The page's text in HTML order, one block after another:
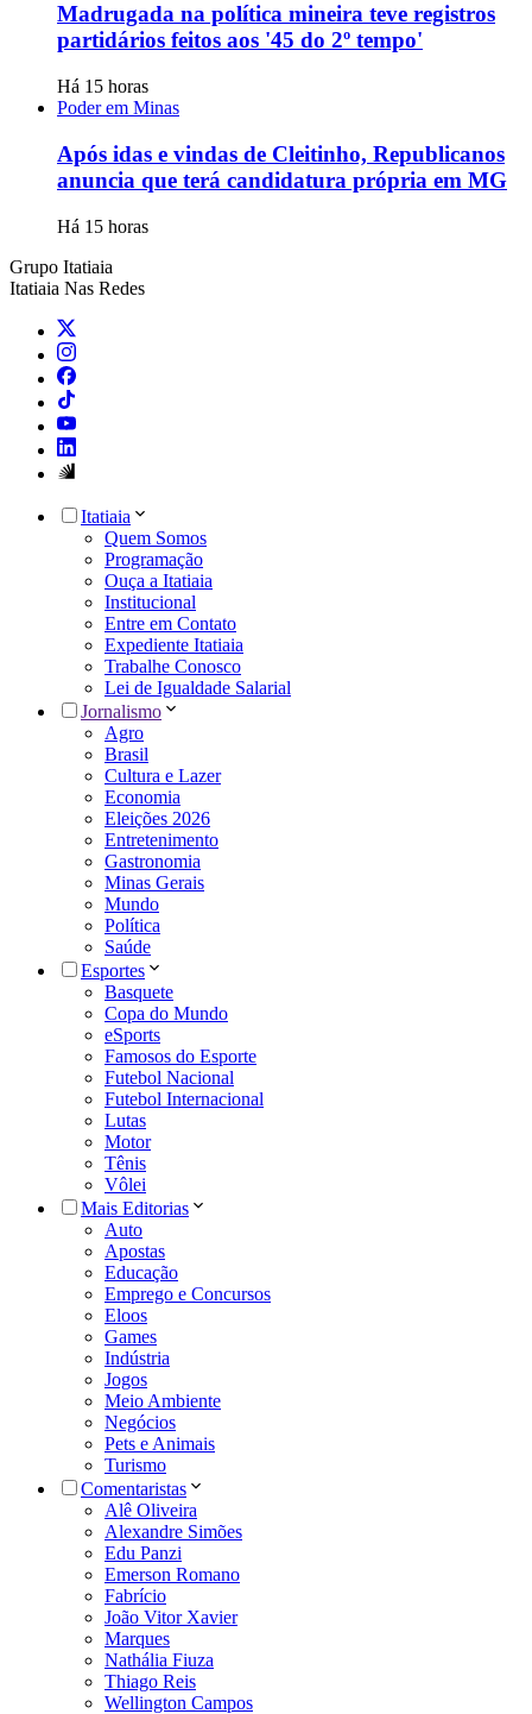
Madrugada na política mineira teve registros
partidários feitos aos '45 do 2º tempo'
Há 15 horas
Poder em Minas
Após idas e vindas de Cleitinho, Republicanos
anuncia que terá candidatura própria em MG
Há 15 horas
Grupo Itatiaia
Itatiaia Nas Redes
Itatiaia
Quem Somos
Programação
Ouça a Itatiaia
Institucional
Entre em Contato
Expediente Itatiaia
Trabalhe Conosco
Lei de Igualdade Salarial
Jornalismo
Agro
Brasil
Cultura e Lazer
Economia
Eleições 2026
Entretenimento
Gastronomia
Minas Gerais
Mundo
Política
Saúde
Esportes
Basquete
Copa do Mundo
eSports
Famosos do Esporte
Futebol Nacional
Futebol Internacional
Lutas
Motor
Tênis
Vôlei
Mais Editorias
Auto
Apostas
Educação
Emprego e Concursos
Eloos
Games
Indústria
Jogos
Meio Ambiente
Negócios
Pets e Animais
Turismo
Comentaristas
Alê Oliveira
Alexandre Simões
Edu Panzi
Emerson Romano
Fabrício
João Vitor Xavier
Marques
Nathália Fiuza
Thiago Reis
Wellington Campos